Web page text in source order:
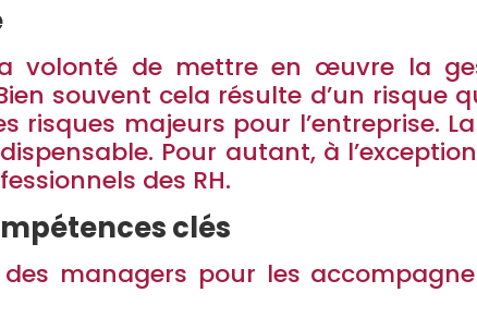
volonté de mettre en œuvre la
souvent cela résulte d’un risque
majeurs pour l’entreprise.
Pour autant, à l’exception
des RH.
clés
managers pour les